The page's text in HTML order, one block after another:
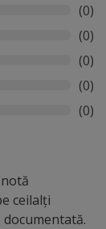
(0)
(0)
(0)
(0)
(0)
ceilalți